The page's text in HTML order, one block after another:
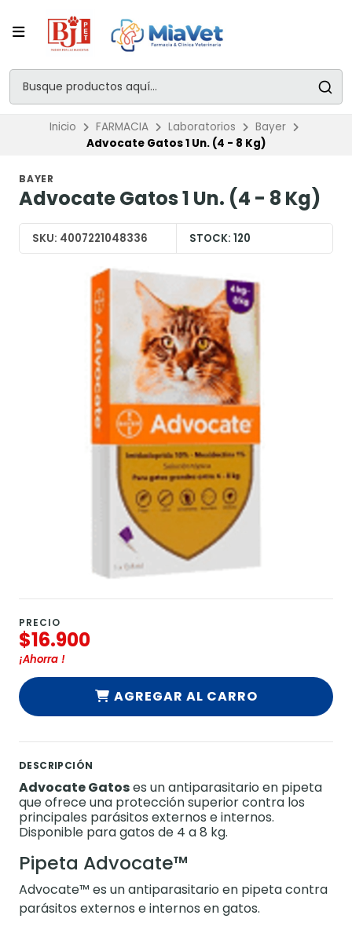
Inicio FARMACIA Laboratorios
Bayer
Advocate Gatos 1 Un. (4 - 8 Kg)
BAYER
Advocate Gatos 1 Un. (4 - 8 Kg)
SKU: 4007221048336 STOCK: 120
PRECIO
$16.900
¡Ahorra !
AGREGAR AL CARRO
DESCRIPCIÓN
Advocate Gatoses un antiparasitario en pipeta
que ofrece una protección superior contra los
principales parásitos externos e internos.
Disponible para gatos de 4 a 8 kg.
Pipeta Advocate™
Advocate™ es un antiparasitario en pipeta contra
parásitos externos e internos en gatos.